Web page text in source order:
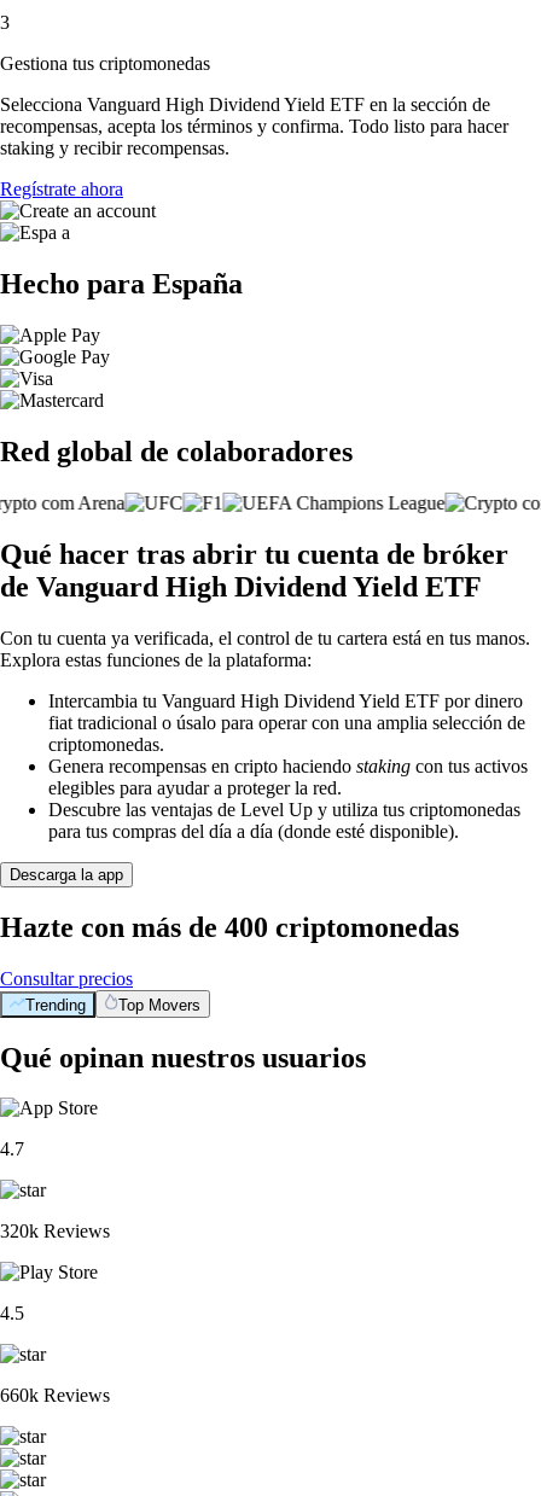
3
Gestiona tus criptomonedas
Selecciona Vanguard High Dividend Yield ETF en la sección de
recompensas, acepta los términos y confirma. Todo listo para hacer
staking y recibir recompensas.
Regístrate ahora
Hecho para España
Red global de colaboradores
Qué hacer tras abrir tu cuenta de bróker
de Vanguard High Dividend Yield ETF
Con tu cuenta ya verificada, el control de tu cartera está en tus manos.
Explora estas funciones de la plataforma:
Intercambia tu Vanguard High Dividend Yield ETF por dinero
fiat tradicional o úsalo para operar con una amplia selección de
criptomonedas.
Genera recompensas en cripto haciendo staking con tus activos
elegibles para ayudar a proteger la red.
Descubre las ventajas de Level Up y utiliza tus criptomonedas
para tus compras del día a día (donde esté disponible).
Descarga la app
Hazte con más de 400 criptomonedas
Consultar precios
Trending Top Movers
Qué opinan nuestros usuarios
4.7
320k Reviews
4.5
660k Reviews